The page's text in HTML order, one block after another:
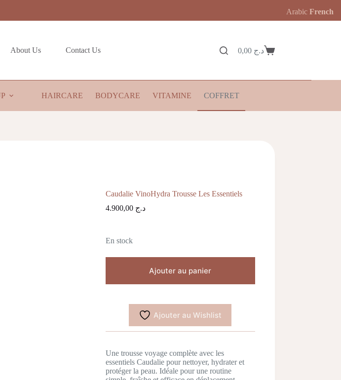
About Us Contact Us
Panierد.ج 0,00
HAIRCARE BODYCARE VITAMINE COFFRET
Caudalie VinoHydra Trousse Les Essentiels
د.ج 4.900,00
En stock
Ajouter au panier
Ajouter au Wishlist
Une trousse voyage complète avec les
essentiels Caudalie pour nettoyer, hydrater et
protéger la peau. Idéale pour une routine
Arabic French